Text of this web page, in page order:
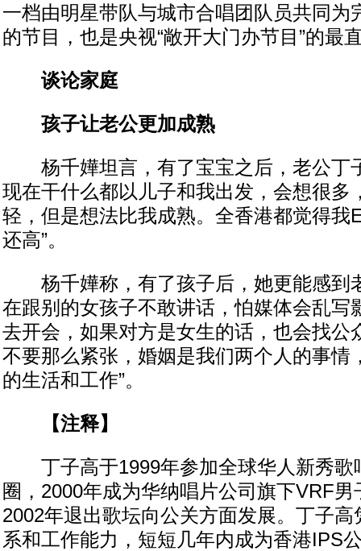
一档由明星带队与城市合唱团队员共同为
的节目，也是央视“敞开大门办节目”的最
谈论家庭
孩子让老公更加成熟
杨千嬅坦言，有了宝宝之后，老公丁
现在干什么都以儿子和我出发，会想很多
轻，但是想法比我成熟。全香港都觉得我
还高”。
杨千嬅称，有了孩子后，她更能感到
在跟别的女孩子不敢讲话，怕媒体会乱写
去开会，如果对方是女生的话，也会找公
不要那么紧张，婚姻是我们两个人的事情
的生活和工作”。
【注释】
丁子高于1999年参加全球华人新秀歌
圈，2000年成为华纳唱片公司旗下VRF
2002年退出歌坛向公关方面发展。丁子
系和工作能力，短短几年内成为香港IPS